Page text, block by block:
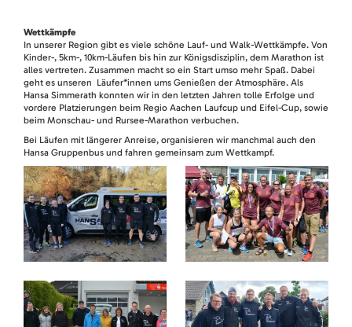
Wettkämpfe
In unserer Region gibt es viele schöne Lauf- und Walk-Wettkämpfe. Von
Kinder-, 5km-, 10km-Läufen bis hin zur Königsdisziplin, dem Marathon ist
alles vertreten. Zusammen macht so ein Start umso mehr Spaß. Dabei
geht es unseren Läufer*innen ums Genießen der Atmosphäre. Als
Hansa Simmerath konnten wir in den letzten Jahren tolle Erfolge und
vordere Platzierungen beim Regio Aachen Laufcup und Eifel-Cup, sowie
beim Monschau- und Rursee-Marathon verbuchen.
Bei Läufen mit längerer Anreise, organisieren wir manchmal auch den
Hansa Gruppenbus und fahren gemeinsam zum Wettkampf.